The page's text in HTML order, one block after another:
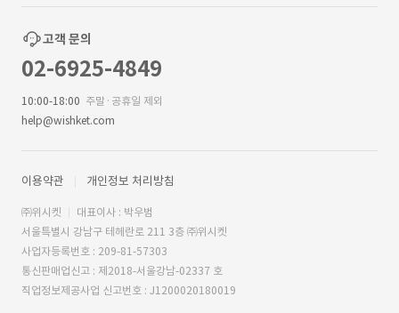
고객 문의
02-6925-4849
10:00-18:00 주말·공휴일 제외
help@wishket.com
이용약관 개인정보 처리방침
㈜위시켓
대표이사 : 박우범
서울특별시 강남구 테헤란로 211 3층 ㈜위시켓
사업자등록번호 : 209-81-57303
통신판매업신고 : 제2018-서울강남-02337 호
직업정보제공사업 신고번호 : J1200020180019